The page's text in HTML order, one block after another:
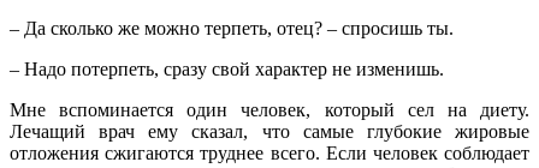
– Да сколько же можно терпеть, отец? – спросишь ты.
– Надо потерпеть, сразу свой характер не изменишь.
Мне вспоминается один человек, который сел на диету.
Лечащий врач ему сказал, что самые глубокие жировые
отложения сжигаются труднее всего. Если человек соблюдает